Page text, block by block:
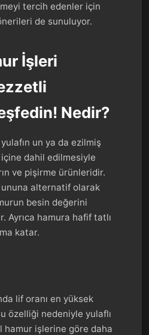
tercih edenler için
de sunuluyor.
İşleri
Nedir?
un ya da ezilmiş
dahil edilmesiyle
ve pişirme ürünleridir.
alternatif olarak
besin değerini
Ayrıca hamura hafif tatlı
katar.
lif oranı en yüksek
özelliği nedeniyle yulaflı
hamur işlerine göre daha